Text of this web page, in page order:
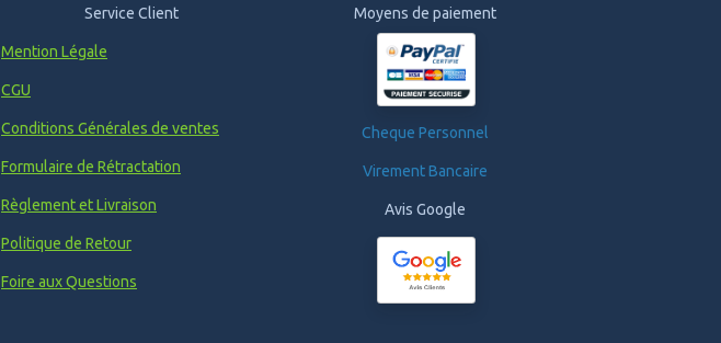
Service Client
Mention Légale
CGU
Conditions Générales de ventes
Formulaire de Rétractation
Règlement et Livraison
Politique de Retour
Foire aux Questions
Moyens de paiement
Cheque Personnel
Virement Bancaire
Avis Google